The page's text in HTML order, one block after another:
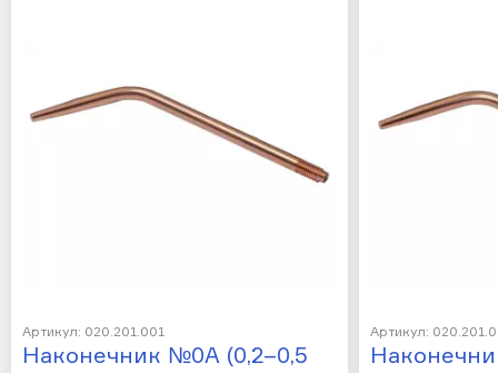
Артикул: 020.201.001
Наконечник №0А (0,2–0,5
Артикул: